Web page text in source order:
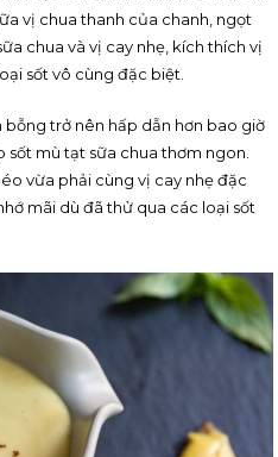
vị chua thanh của chanh, ngọt
chua và vị cay nhẹ, kích thích vị
sốt vô cùng đặc biệt.
trở nên hấp dẫn hơn bao giờ
sốt mù tạt sữa chua thơm ngon.
vừa phải cùng vị cay nhẹ đặc
mãi dù đã thử qua các loại sốt